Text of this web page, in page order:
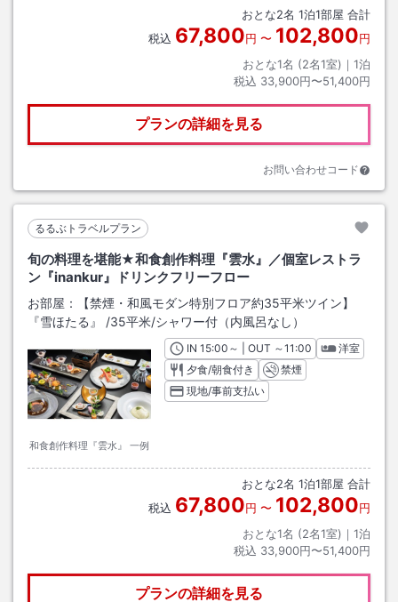
おとな2名 1泊1部屋 合計
税込 67,800円 〜 102,800円
おとな1名 (2名1室)｜ 1泊
税込 33,900円〜51,400円
プランの詳細を見る
お問い合わせコード
るるぶトラベルプラン
旬の料理を堪能★和食創作料理『雲水』／個室レストラ
ン『inankur』ドリンクフリーフロー
お部屋：
【禁煙・和風モダン特別フロア約35平米ツイン】
『雪ほたる』
/35平米/シャワー付（内風呂なし）
和食創作料理『雲水』 一例
INチェックイン
15:00 ～ | OUT チェックアウト
～11:00
洋室
夕食/朝食付き
禁煙
現地/事前支払い
おとな2名 1泊1部屋 合計
税込 67,800円 〜 102,800円
おとな1名 (2名1室)｜ 1泊
税込 33,900円〜51,400円
プランの詳細を見る